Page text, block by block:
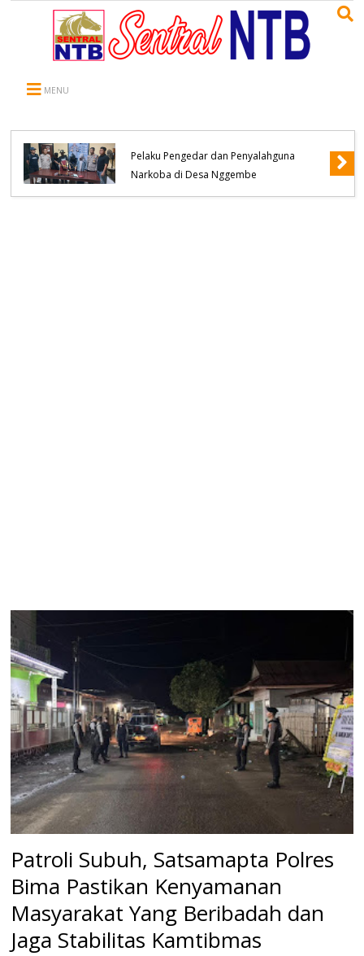
MENU
Pengedar Narkoba Jenis Shabu 6 Klip BB
Siap Edar Ikut Diamankan
Patroli Subuh, Satsamapta Polres
Bima Pastikan Kenyamanan
Masyarakat Yang Beribadah dan
Jaga Stabilitas Kamtibmas